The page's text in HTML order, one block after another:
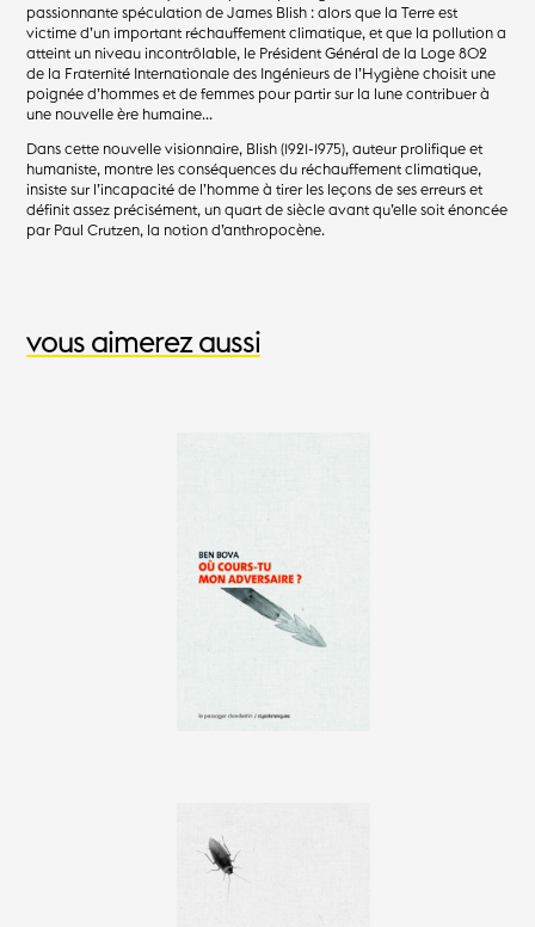
passionnante spéculation de James Blish : alors que la Terre est
victime d’un important réchauffement climatique, et que la pollution a
atteint un niveau incontrôlable, le Président Général de la Loge 802
de la Fraternité Internationale des Ingénieurs de l’Hygiène choisit une
poignée d’hommes et de femmes pour partir sur la lune contribuer à
une nouvelle ère humaine…
Dans cette nouvelle visionnaire, Blish (1921-1975), auteur prolifique et
humaniste, montre les conséquences du réchauffement climatique,
insiste sur l’incapacité de l’homme à tirer les leçons de ses erreurs et
définit assez précisément, un quart de siècle avant qu’elle soit énoncée
par Paul Crutzen, la notion d’anthropocène.
vous aimerez aussi